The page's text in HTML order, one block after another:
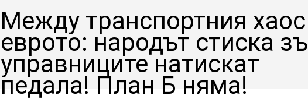
Между транспортния
еврото: народът стиска
управниците натискат
педала! План Б няма!